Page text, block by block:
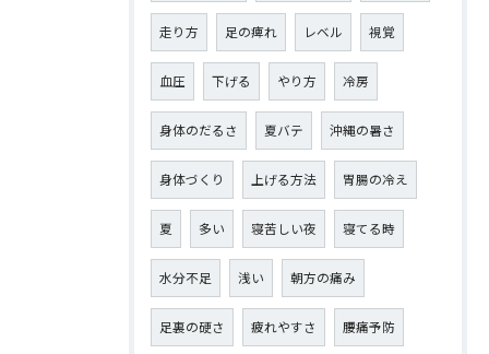
走り方 足の痺れ レベル 視覚
血圧 下げる やり方 冷房
身体のだるさ 夏バテ 沖縄の暑さ
身体づくり 上げる方法 胃腸の冷え
夏 多い 寝苦しい夜 寝てる時
水分不足 浅い 朝方の痛み
足裏の硬さ 疲れやすさ 腰痛予防